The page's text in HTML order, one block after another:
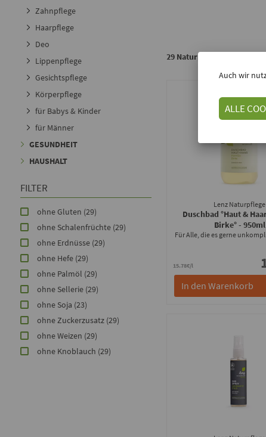
Zahnpflege
Haarpflege
Deo
Lippenpflege
Gesichtspflege
Körperpflege
für Babys & Kinder
für Männer
GESUNDHEIT
HAUSHALT
FILTER
ohne Gluten (29)
ohne Schalenfrüchte (29)
ohne Erdnüsse (29)
ohne Hefe (29)
ohne Palmöl (29)
ohne Sellerie (29)
ohne Soja (23)
ohne Zuckerzusatz (29)
ohne Weizen (29)
ohne Knoblauch (29)
29 Naturpflegeprodukte
Lenz Naturpflege
Duschbad °Haut &
Birke°- 950ml
Für Alle, die es gerne
15.78€/l
In den Warenkorb
Auch wir
ALLE